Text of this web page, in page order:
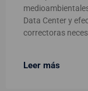
Data Center y
correctoras
Leer más